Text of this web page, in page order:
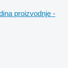
proizvodnje -